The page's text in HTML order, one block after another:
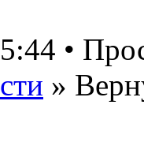
•
»